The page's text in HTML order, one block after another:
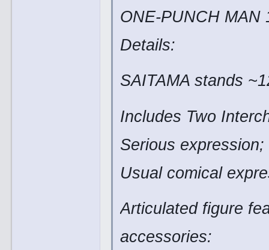
ONE-PUNCH MAN
Details:
SAITAMA stands
Includes Two
Serious expression;
Usual comical
Articulated figure
accessories: